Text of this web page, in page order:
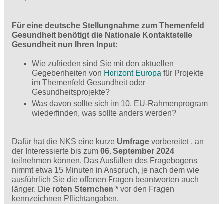
Für eine deutsche Stellungnahme zum Themenfeld
Gesundheit benötigt die Nationale Kontaktstelle
Gesundheit nun Ihren Input:
Wie zufrieden sind Sie mit den aktuellen
Gegebenheiten von Horizont Europa für Projekte
im Themenfeld Gesundheit oder
Gesundheitsprojekte?
Was davon sollte sich im 10. EU-Rahmenprogram
wiederfinden, was sollte anders werden?
Dafür hat die NKS eine kurze Umfrage vorbereitet , an
der Interessierte bis zum 06. September 2024
teilnehmen können. Das Ausfüllen des Fragebogens
nimmt etwa 15 Minuten in Anspruch, je nach dem wie
ausführlich Sie die offenen Fragen beantworten auch
länger. Die roten Sternchen * vor den Fragen
kennzeichnen Pflichtangaben.